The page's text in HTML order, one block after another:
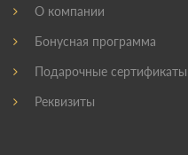
О компании
Бонусная программа
Подарочные сертификаты
Реквизиты